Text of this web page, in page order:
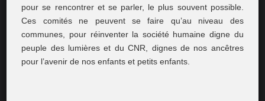
pour se rencontrer et se parler, le plus souvent possible.
Ces comités ne peuvent se faire qu’au niveau des
communes, pour réinventer la société humaine digne du
peuple des lumières et du CNR, dignes de nos ancêtres
pour l’avenir de nos enfants et petits enfants.